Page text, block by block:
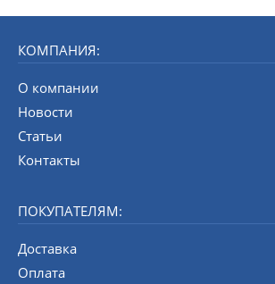
КОМПАНИЯ:
О компании
Новости
Статьи
Контакты
ПОКУПАТЕЛЯМ:
Доставка
Оплата